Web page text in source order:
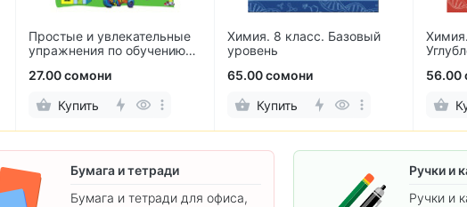
Химия. 8 класс. Базовый
уровень
65.00 сомони
Купить
Химия. 8 класс.
Углублённый уровень
56.00 сомони
Купить
класс.
60.00
Бумага и тетради
Бумага и тетради для офиса,
Ручки и
Ручки и